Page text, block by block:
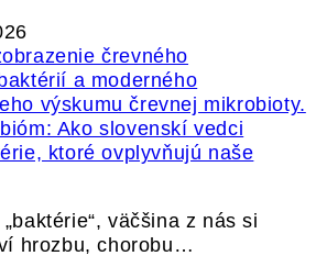
Ako slovenskí vedci
ktoré ovplyvňujú naše
väčšina z nás si
hrozbu, chorobu…